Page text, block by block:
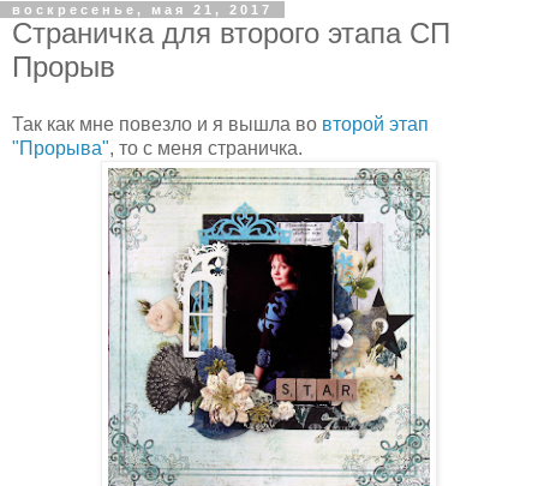
воскресенье, мая 21, 2017
Страничка для второго этапа СП
Прорыв
Так как мне повезло и я вышла во второй этап
"Прорыва", то с меня страничка.